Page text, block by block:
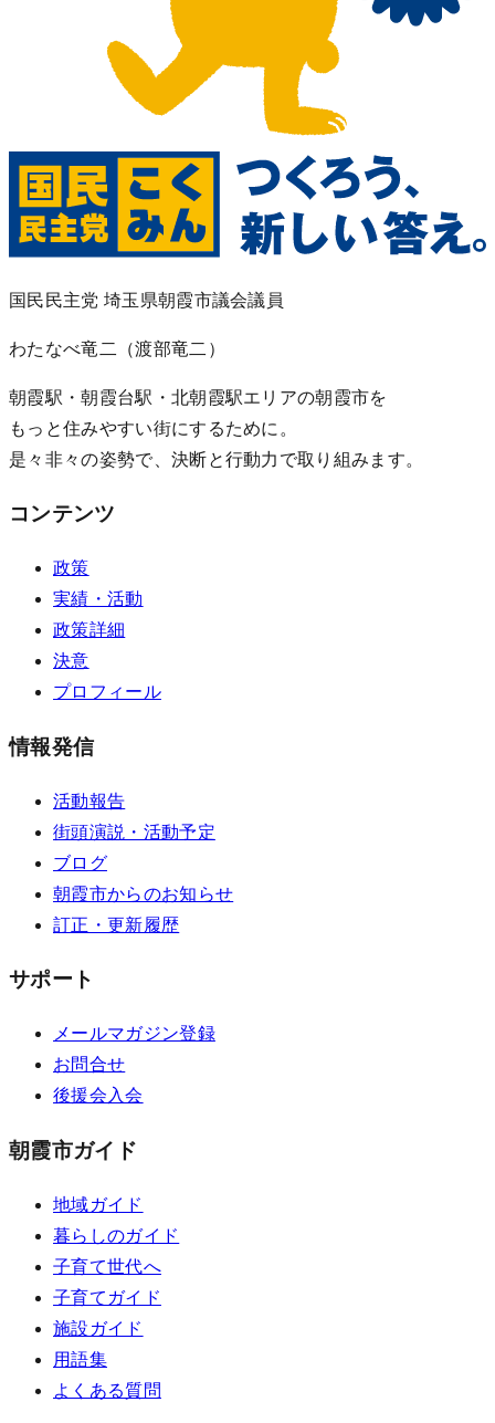
国民民主党 埼玉県朝霞市議会議員
わたなべ竜二 （渡部竜二）
朝霞駅・朝霞台駅・北朝霞駅エリアの朝霞市を
もっと住みやすい街にするために。
是々非々の姿勢で、決断と行動力で取り組みます。
コンテンツ
政策
実績・活動
政策詳細
決意
プロフィール
情報発信
活動報告
街頭演説・活動予定
ブログ
朝霞市からのお知らせ
訂正・更新履歴
サポート
メールマガジン登録
お問合せ
後援会入会
朝霞市ガイド
地域ガイド
暮らしのガイド
子育て世代へ
子育てガイド
施設ガイド
用語集
よくある質問